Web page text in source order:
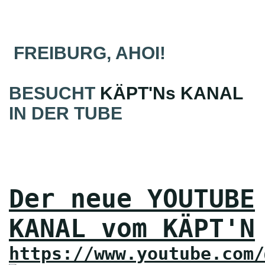
FREIBURG, AHOI!
BESUCHT KÄPT'Ns KANAL
IN DER TUBE
Der neue YOUTUBE
KANAL vom KÄPT'N
https://